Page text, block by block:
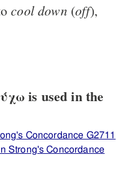
cool down(off),
is used in the
Concordance G2711
Strong's Concordance